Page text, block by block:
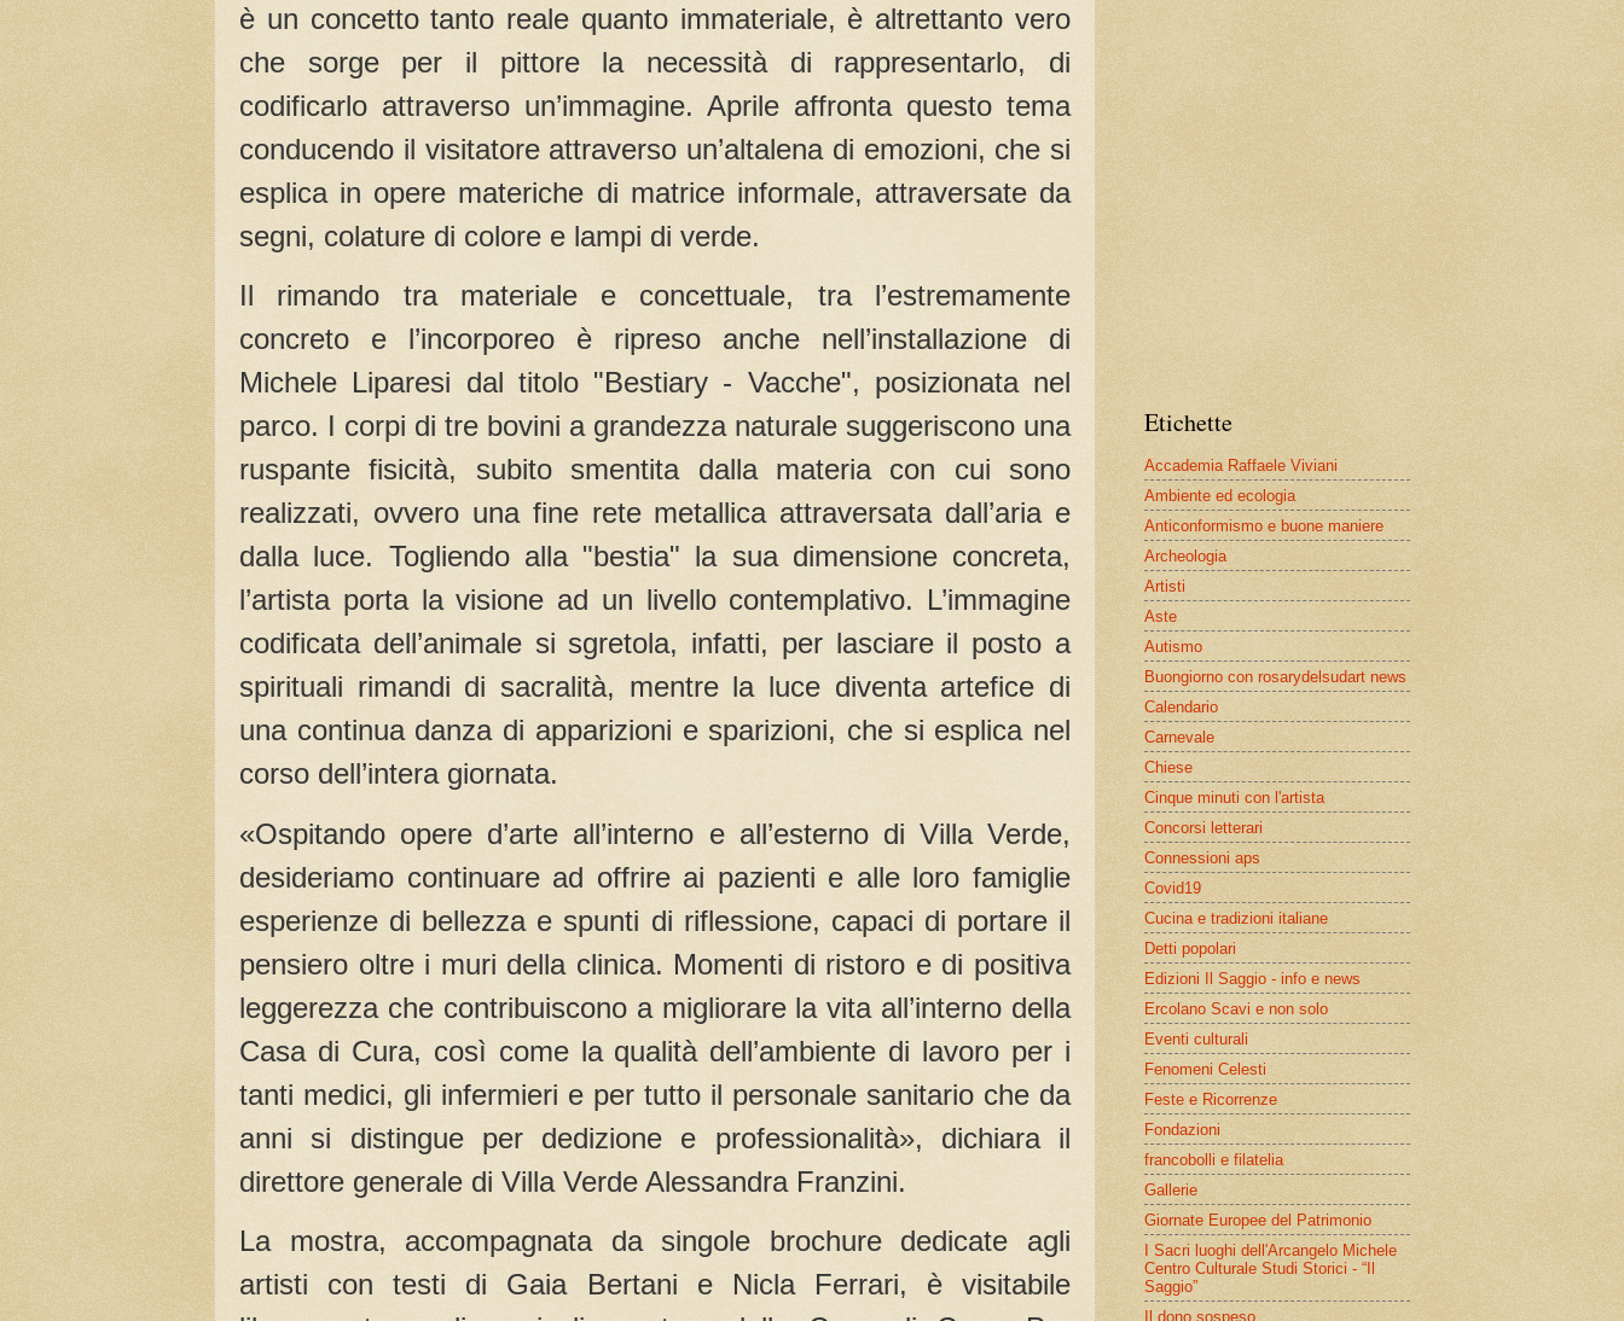
è un concetto tanto reale quanto immateriale, è altrettanto vero
che sorge per il pittore la necessità di rappresentarlo, di
codificarlo attraverso un’immagine. Aprile affronta questo tema
conducendo il visitatore attraverso un’altalena di emozioni, che si
esplica in opere materiche di matrice informale, attraversate da
segni, colature di colore e lampi di verde.
Il rimando tra materiale e concettuale, tra l’estremamente
concreto e l’incorporeo è ripreso anche nell’installazione di
Michele Liparesi dal titolo "Bestiary - Vacche", posizionata nel
parco. I corpi di tre bovini a grandezza naturale suggeriscono una
ruspante fisicità, subito smentita dalla materia con cui sono
realizzati, ovvero una fine rete metallica attraversata dall’aria e
dalla luce. Togliendo alla "bestia" la sua dimensione concreta,
l’artista porta la visione ad un livello contemplativo. L’immagine
codificata dell’animale si sgretola, infatti, per lasciare il posto a
spirituali rimandi di sacralità, mentre la luce diventa artefice di
una continua danza di apparizioni e sparizioni, che si esplica nel
corso dell’intera giornata.
«Ospitando opere d’arte all’interno e all’esterno di Villa Verde,
desideriamo continuare ad offrire ai pazienti e alle loro famiglie
esperienze di bellezza e spunti di riflessione, capaci di portare il
pensiero oltre i muri della clinica. Momenti di ristoro e di positiva
leggerezza che contribuiscono a migliorare la vita all’interno della
Casa di Cura, così come la qualità dell’ambiente di lavoro per i
tanti medici, gli infermieri e per tutto il personale sanitario che da
anni si distingue per dedizione e professionalità», dichiara il
direttore generale di Villa Verde Alessandra Franzini.
La mostra, accompagnata da singole brochure dedicate agli
artisti con testi di Gaia Bertani e Nicla Ferrari, è visitabile
Etichette
Accademia Raffaele Viviani
Ambiente ed ecologia
Anticonformismo e buone maniere
Archeologia
Artisti
Aste
Autismo
Buongiorno con rosarydelsudart news
Calendario
Carnevale
Chiese
Cinque minuti con l'artista
Concorsi letterari
Connessioni aps
Covid19
Cucina e tradizioni italiane
Detti popolari
Edizioni Il Saggio - info e news
Ercolano Scavi e non solo
Eventi culturali
Fenomeni Celesti
Feste e Ricorrenze
Fondazioni
francobolli e filatelia
Gallerie
Giornate Europee del Patrimonio
I Sacri luoghi dell'Arcangelo Michele
Centro Culturale Studi Storici - “Il
Saggio”
Il dono sospeso